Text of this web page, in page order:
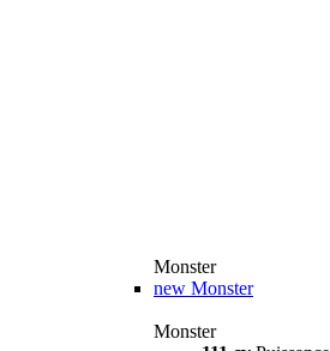
Monster
new Monster
Monster